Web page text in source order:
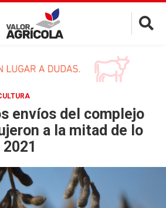
×
envíos del complejo
a la mitad de lo